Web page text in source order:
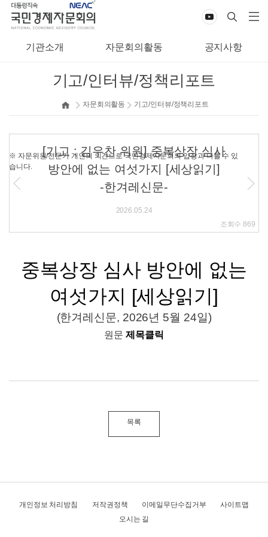
기관소개 자문회의활동 공지사항
기고/인터뷰/정책리포트
자문회의활동 기고/인터뷰/정책리포트
※ 자문위원/전문가 개인의 의견으로 국민경제자문회의 입장과 다를 수 있
습니다.
[기고 : 김우찬 위원] 중복상장 심사
방안에 없는 여섯가지 [세상읽기]
-한겨레신문-
2026.05.24
조회수869
중복상장 심사 방안에 없는
여섯가지 [세상읽기]
(한겨레신문, 2026년 5월 24일)
원문제목클릭
목록
개인정보 처리방침 저작권정책 이메일무단수집거부
사이트맵
오시는 길